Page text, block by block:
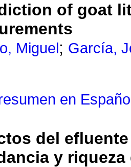
of goat
Miguel ; García,
en
del
y